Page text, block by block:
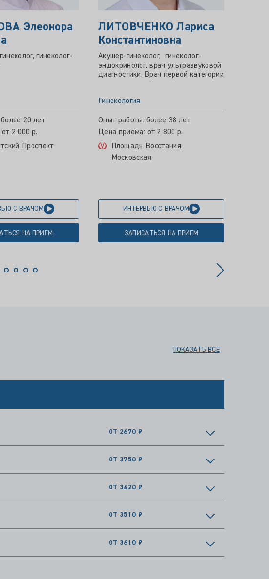
Элеонора
гинеколог-
20 лет
2 000 р.
Проспект
С ВРАЧОМ
НА ПРИЕМ
ЛИТОВЧЕНКО Лариса
Константиновна
Акушер-гинеколог, гинеколог-
эндокринолог, врач ультразвуковой
диагностики. Врач первой категории
Гинекология
Опыт работы: более 38 лет
Цена приема: от 2 800 р.
Площадь Восстания
Московская
ИНТЕРВЬЮ С ВРАЧОМ
ЗАПИСАТЬСЯ НА ПРИЕМ
ПОКАЗАТЬ ВСЕ
ОТ 2670 ₽
ОТ 3750 ₽
ОТ 3420 ₽
ОТ 3510 ₽
ОТ 3610 ₽